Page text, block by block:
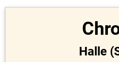
Halle